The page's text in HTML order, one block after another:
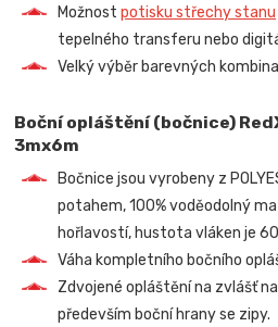
Možnostpotisku střechy stanu
tepelného transferu nebo
Velký výběr barevných
Boční opláštění (bočnice)
3mx6m
Bočnice jsou vyrobeny z
potahem, 100% voděodolný
hořlavostí, hustota vláken je
Váha kompletního bočního
Zdvojené opláštění na zvlášť
především boční hrany se zipy.